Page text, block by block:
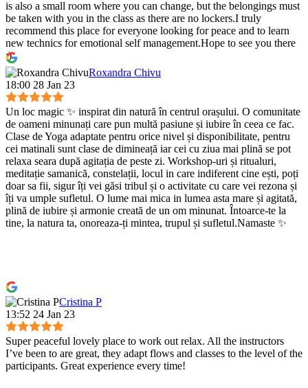
is also a small room where you can change, but the belongings must
be taken with you in the class as there are no lockers.I truly
recommend this place for everyone looking for peace and to learn
new technics for emotional self management.Hope to see you there
:)
Roxandra Chivu
18:00 28 Jan 23
Un loc magic ✨ inspirat din natură în centrul orașului. O comunitate
de oameni minunați care pun multă pasiune și iubire în ceea ce fac.
Clase de Yoga adaptate pentru orice nivel și disponibilitate, pentru
cei matinali sunt clase de dimineață iar cei cu ziua mai plină se pot
relaxa seara după agitația de peste zi. Workshop-uri și ritualuri,
meditație samanică, constelații, locul in care indiferent cine ești, poți
doar sa fii, sigur îți vei găsi tribul și o activitate cu care vei rezona și
îți va umple sufletul. O lume mai mica in lumea asta mare și agitată,
plină de iubire și armonie creată de un om minunat. Întoarce-te la
tine, la natura ta, onoreaza-ți mintea, trupul și sufletul.Namaste ✨
Cristina P
13:52 24 Jan 23
Super peaceful lovely place to work out relax. All the instructors
I’ve been to are great, they adapt flows and classes to the level of the
participants. Great experience every time!